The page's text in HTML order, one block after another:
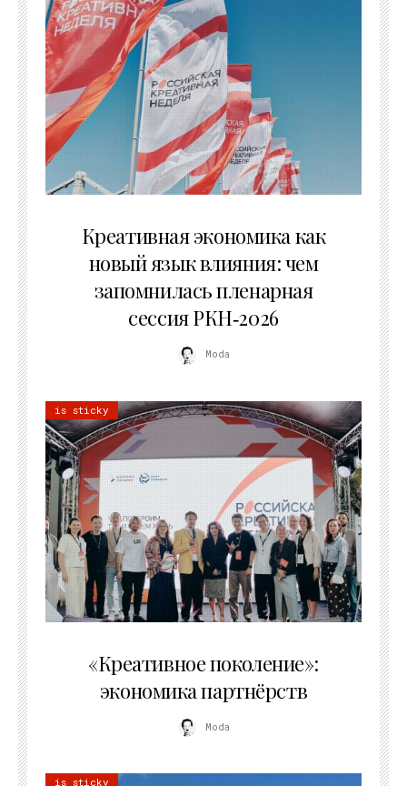
Креативная экономика как
новый язык влияния: чем
запомнилась пленарная
сессия РКН‑2026
Moda
is sticky
«Креативное поколение»:
экономика партнёрств
Moda
is sticky